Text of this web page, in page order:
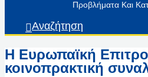
Προβλήματα Και
Αναζήτηση
Η Ευρωπαϊκή
κοινοπρακτική